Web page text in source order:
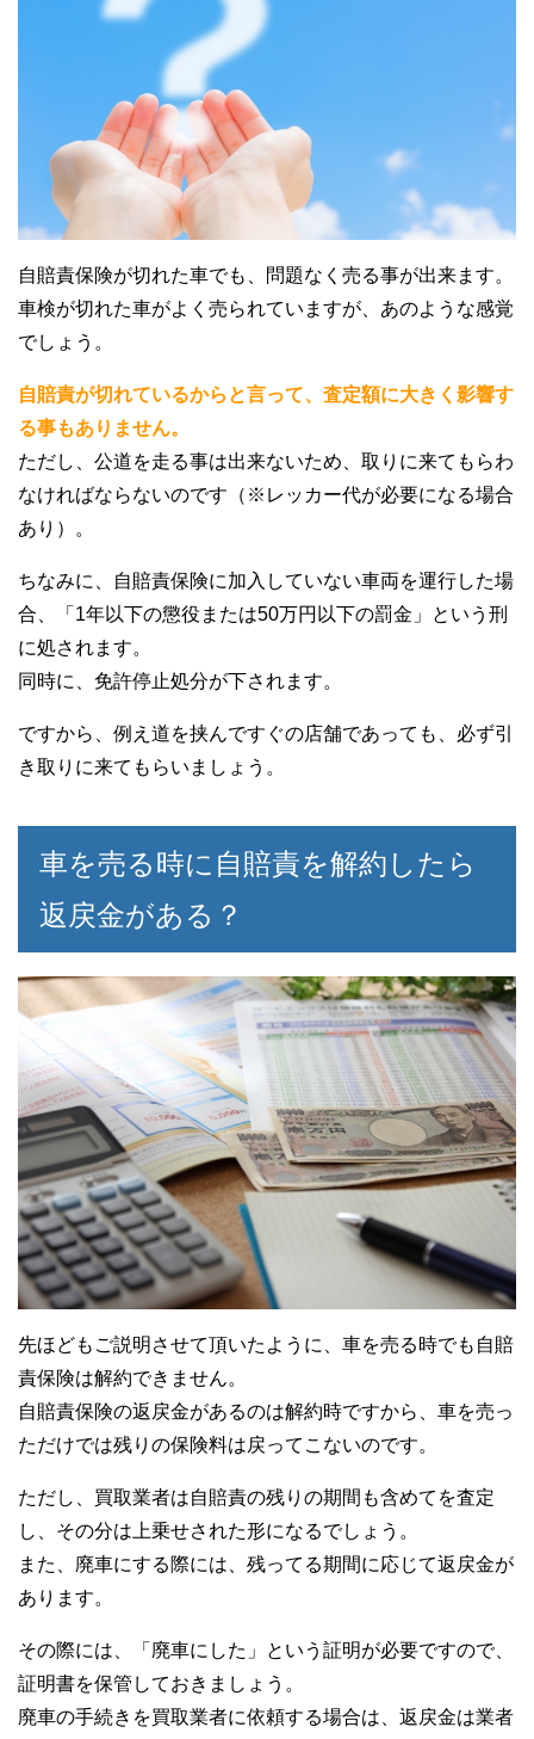
自賠責保険が切れた車でも、問題なく売る事が出来ます。
車検が切れた車がよく売られていますが、あのような感覚
でしょう。
自賠責が切れているからと言って、査定額に大きく影響す
る事もありません。
ただし、公道を走る事は出来ないため、取りに来てもらわ
なければならないのです（※レッカー代が必要になる場合
あり）。
ちなみに、自賠責保険に加入していない車両を運行した場
合、「1年以下の懲役または50万円以下の罰金」という刑
に処されます。
同時に、免許停止処分が下されます。
ですから、例え道を挟んですぐの店舗であっても、必ず引
き取りに来てもらいましょう。
車を売る時に自賠責を解約したら
返戻金がある？
先ほどもご説明させて頂いたように、車を売る時でも自賠
責保険は解約できません。
自賠責保険の返戻金があるのは解約時ですから、車を売っ
ただけでは残りの保険料は戻ってこないのです。
ただし、買取業者は自賠責の残りの期間も含めてを査定
し、その分は上乗せされた形になるでしょう。
また、廃車にする際には、残ってる期間に応じて返戻金が
あります。
その際には、「廃車にした」という証明が必要ですので、
証明書を保管しておきましょう。
廃車の手続きを買取業者に依頼する場合は、返戻金は業者